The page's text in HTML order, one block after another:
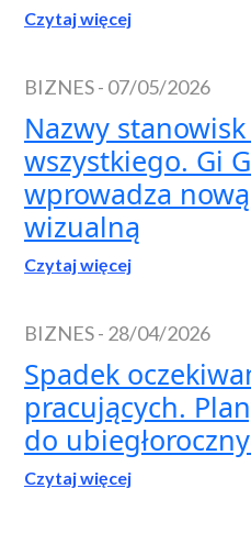
Czytaj więcej
BIZNES- 07/05/2026
Nazwy
wszystkiego. Gi
wprowadza
wizualną
Czytaj więcej
BIZNES- 28/04/2026
Spadek
pracujących.
do
Czytaj więcej